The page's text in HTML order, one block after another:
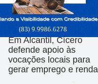
Em Alcantil, Cícero
defende apoio às
vocações locais para
gerar emprego e renda